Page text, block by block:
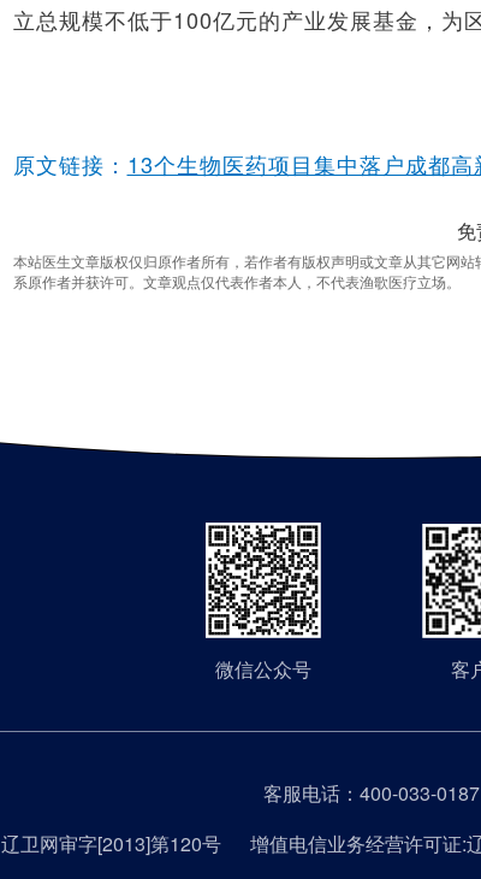
立总规模不低于100亿元的产业发展基金，为
原文链接： 13个生物医药项目集中落户成都高
本站医生文章版权仅归原作者所有，若作者有版权声明或文章从其它网
系原作者并获许可。文章观点仅代表作者本人，不代表渔歌医疗立场。
微信公众号 客
客服电话： 400-033-0187
辽卫网审字[2013]第120号 增值电信业务经营许可证: